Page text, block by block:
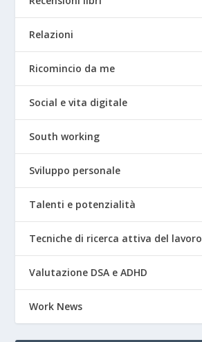
Relazioni
Ricomincio da me
Social e vita digitale
South working
Sviluppo personale
Talenti e potenzialità
Tecniche di ricerca attiva del lavoro
Valutazione DSA e ADHD
Work News